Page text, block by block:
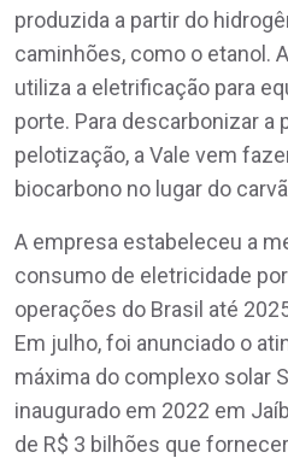
produzida a partir do
caminhões, como o etanol.
utiliza a eletrificação para
porte. Para descarbonizar a
pelotização, a Vale vem
biocarbono no lugar do
A empresa estabeleceu a
consumo de eletricidade
operações do Brasil até
Em julho, foi anunciado o
máxima do complexo solar
inaugurado em 2022 em
de R$ 3 bilhões que